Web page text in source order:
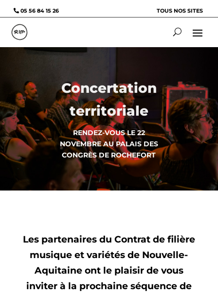
05 56 84 15 26 TOUS NOS SITES
Concertation
territoriale
RENDEZ-VOUS LE 22
NOVEMBRE AU PALAIS DES
CONGRÈS DE ROCHEFORT
Les partenaires du Contrat de filière
musique et variétés de Nouvelle-
Aquitaine ont le plaisir de vous
inviter à la prochaine séquence de